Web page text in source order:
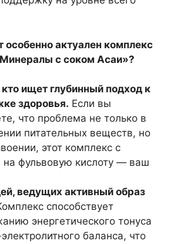
особенно актуален комплекс
с соком Асаи»?
ищет глубинный подход к
здоровья. Если вы
что проблема не только в
питательных веществ, но
этот комплекс с
на фульвовую кислоту — ваш
ведущих активный образ
способствует
энергетического тонуса
баланса, что